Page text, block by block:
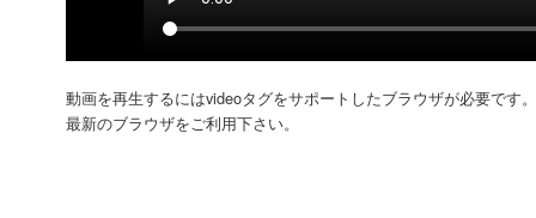
動画を再生するにはvideoタグをサポートしたブラウザが必要です。
最新のブラウザをご利用下さい。